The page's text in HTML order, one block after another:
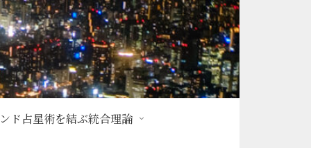
ド占星術を結ぶ統合理論